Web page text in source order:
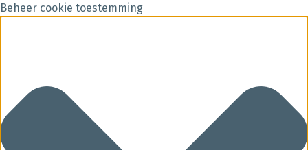
Beheer cookie toestemming